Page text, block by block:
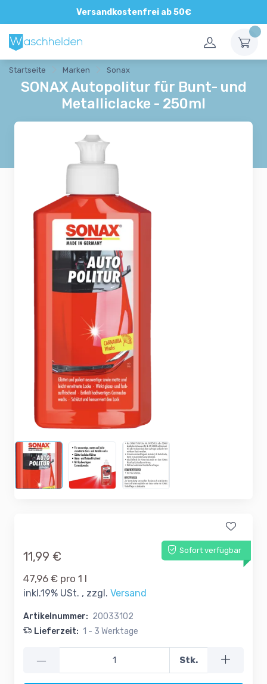
Versandkostenfrei ab 50€
Startseite Marken Sonax
SONAX Autopolitur für Bunt- und
Metalliclacke - 250ml
Sofort verfügbar
11,99 €
47,96 € pro 1 l
inkl.19% USt. , zzgl. Versand
Artikelnummer: 20033102
Lieferzeit: 1 - 3 Werktage
— Stk.